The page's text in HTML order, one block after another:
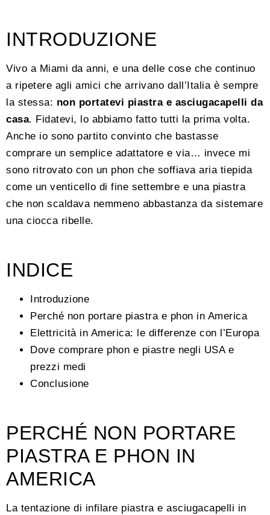
INTRODUZIONE
Vivo a Miami da anni, e una delle cose che continuo
a ripetere agli amici che arrivano dall’Italia è sempre
la stessa: non portatevi piastra e asciugacapelli da
casa. Fidatevi, lo abbiamo fatto tutti la prima volta.
Anche io sono partito convinto che bastasse
comprare un semplice adattatore e via… invece mi
sono ritrovato con un phon che soffiava aria tiepida
come un venticello di fine settembre e una piastra
che non scaldava nemmeno abbastanza da sistemare
una ciocca ribelle.
INDICE
Introduzione
Perché non portare piastra e phon in America
Elettricità in America: le differenze con l’Europa
Dove comprare phon e piastre negli USA e
prezzi medi
Conclusione
PERCHÉ NON PORTARE
PIASTRA E PHON IN
AMERICA
La tentazione di infilare piastra e asciugacapelli in